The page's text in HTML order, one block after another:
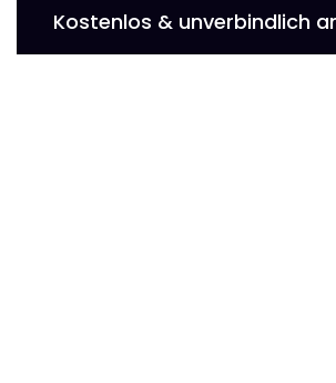
Kostenlos & unverbindlich